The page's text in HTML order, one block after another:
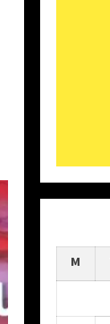
M